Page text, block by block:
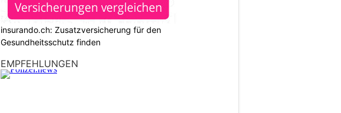
insurando.ch: Zusatzversicherung für den
Gesundheitsschutz finden
EMPFEHLUNGEN